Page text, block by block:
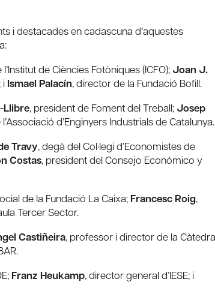
i destacades en cadascuna d’aquestes
de Ciències Fotòniques (ICFO); Joan J.
i Ismael Palacín, director de la Fundació Bofill.
Llibre, president de Foment del Treball; Josep
d’Enginyers Industrials de Catalunya.
Travy, degà del Col·legi d’Economistes de
Costas, president del Consejo Económico y
de la Fundació La Caixa; Francesc Roig,
Tercer Sector.
Castiñeira, professor i director de la Càtedra
Franz Heukamp, director general d’IESE; i